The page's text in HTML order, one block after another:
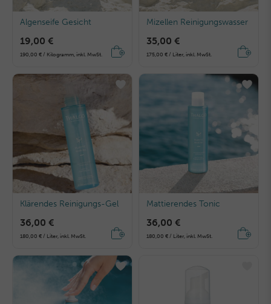
Algenseife Gesicht
19,00 €
190,00 € / Kilogramm, inkl. MwSt.
Mizellen Reinigungswasser
35,00 €
175,00 € / Liter, inkl. MwSt.
Klärendes Reinigungs-Gel
36,00 €
180,00 € / Liter, inkl. MwSt.
Mattierendes Tonic
36,00 €
180,00 € / Liter, inkl. MwSt.